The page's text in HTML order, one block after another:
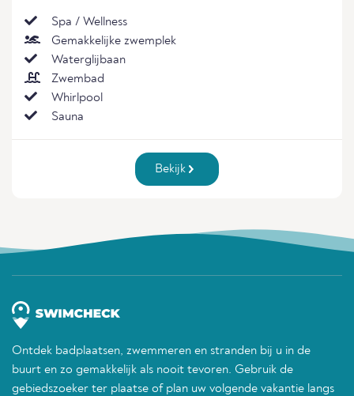
Spa / Wellness
Gemakkelijke zwemplek
Waterglijbaan
Zwembad
Whirlpool
Sauna
Bekijk
Ontdek badplaatsen, zwemmeren en stranden bij u in de
buurt en zo gemakkelijk als nooit tevoren. Gebruik de
gebiedszoeker ter plaatse of plan uw volgende vakantie langs